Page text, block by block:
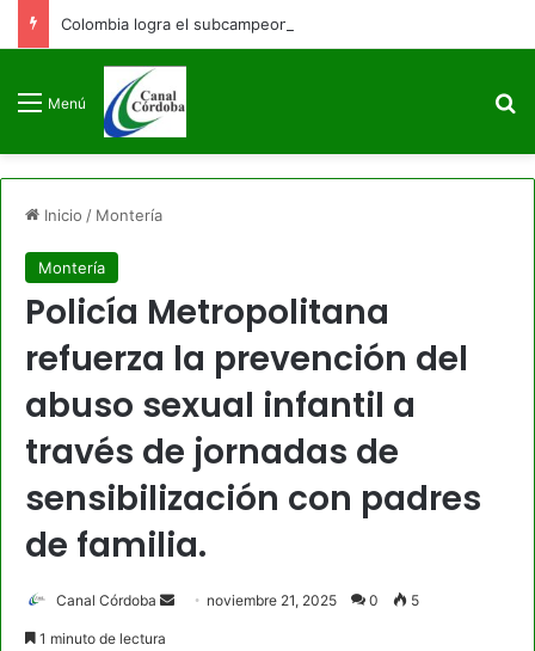
Menú
Inicio / Montería
Montería
Policía Metropolitana
refuerza la prevención del
abuso sexual infantil a
través de jornadas de
sensibilización con padres
de familia.
Canal Córdoba
Send noviembre 21, 2025 0 5
1 minuto de lectura